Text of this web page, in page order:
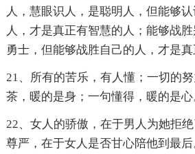
人，慧眼识人，是聪明人，但能够
人，才是真正有智慧的人；能够战
勇士，但能够战胜自己的人，才是真
21、所有的苦乐，有人懂；一切的
茶，暖的是身；一句懂得，暖的是心
22、女人的骄傲，在于男人为她拒
尊严，在于女人是否甘心陪他到最